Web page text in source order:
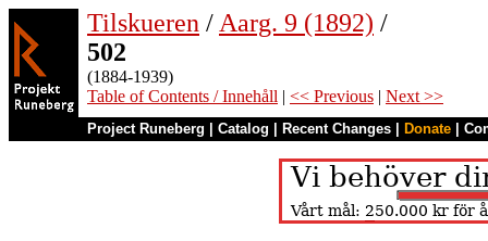
Tilskueren / Aarg. 9 (1892) /
502
(1884-1939)
Table of Contents / Innehåll | << Previous | Next >>
Project Runeberg Catalog Recent Changes Donate